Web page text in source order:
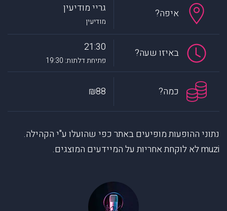
איפה? גריי מודיעין
מודיעין
באיזו שעה? 21:30
פתיחת דלתות: 19:30
כמה? ₪88
נתוני ההופעות מופיעים באתר כפי שהועלו ע"י הקהילה.
muzi לא לוקחת אחריות על המיידעים המוצגים.